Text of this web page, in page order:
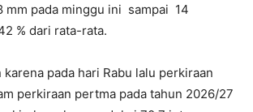
mm pada minggu ini sampai 14
% dari rata-rata.
pada hari Rabu lalu perkiraan
perkiraan pertma pada tahun 2026/27